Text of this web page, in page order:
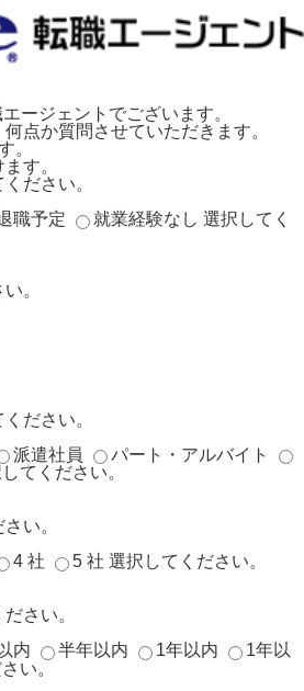
ージェントでございます。
点か質問させていただきます。
。
す。
ださい。
職予定 就業経験なし 選択してく
。
ださい。
派遣社員
パート・アルバイト
てください。
い。
4 社 5 社 選択してください。
さい。
内 半年以内 1年以内
1年以
い。